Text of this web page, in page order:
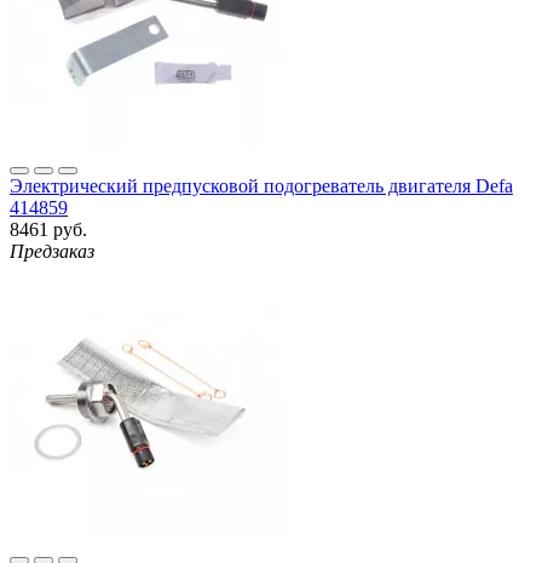
Электрический предпусковой подогреватель двигателя Defa
414859
8461 руб.
Предзаказ